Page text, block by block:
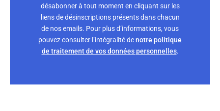
désabonner à tout moment en cliquant sur les
liens de désinscriptions présents dans chacun
de nos emails. Pour plus d’informations, vous
pouvez consulter l’intégralité denotre politique
de traitement de vos données personnelles.